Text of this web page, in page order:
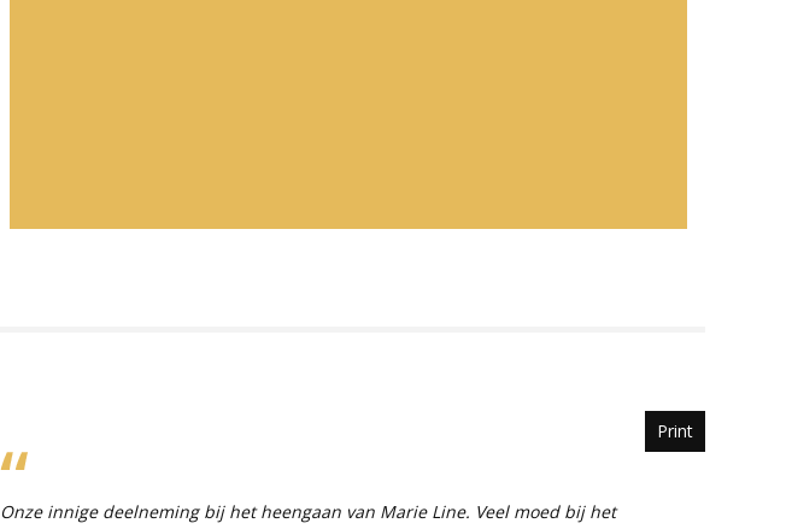
Print
Onze innige deelneming bij het heengaan van Marie Line. Veel moed bij het